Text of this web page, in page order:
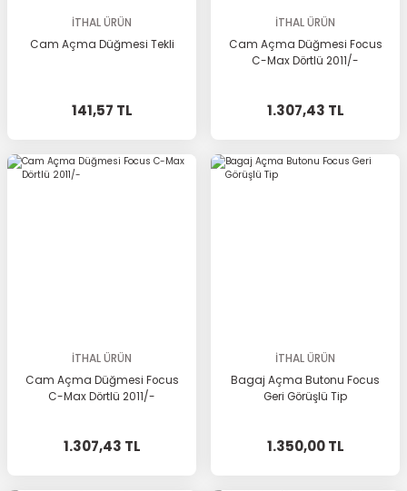
İTHAL ÜRÜN
Cam Açma Düğmesi Tekli
141,57 TL
İTHAL ÜRÜN
Cam Açma Düğmesi Focus
C-Max Dörtlü 2011/-
1.307,43 TL
İTHAL ÜRÜN
Cam Açma Düğmesi Focus
C-Max Dörtlü 2011/-
1.307,43 TL
İTHAL ÜRÜN
Bagaj Açma Butonu Focus
Geri Görüşlü Tip
1.350,00 TL